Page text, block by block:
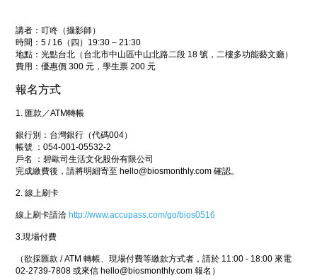
講者：叮咚（攝影師）
時間：5 / 16（四）19:30 – 21:30
地點：光點台北（台北市中山區中山北路二段 18 號，二樓多功能藝文廳）
費用：優惠價 300 元，學生票 200 元
報名方式
1. 匯款／ATM轉帳
銀行別：台灣銀行（代碼004）
帳號 ：054-001-05532-2
戶名 ：碧歐司生活文化股份有限公司
完成繳費後，請將明細寄至 hello@biosmonthly.com 確認。
2. 線上刷卡
線上刷卡請洽 http://www.accupass.com/go/bios0516
3.現場付費
（欲採匯款 / ATM 轉帳、現場付費等繳款方式者，請於 11:00 - 18:00 來電
02-2739-7808 或來信 hello@biosmonthly.com 報名）